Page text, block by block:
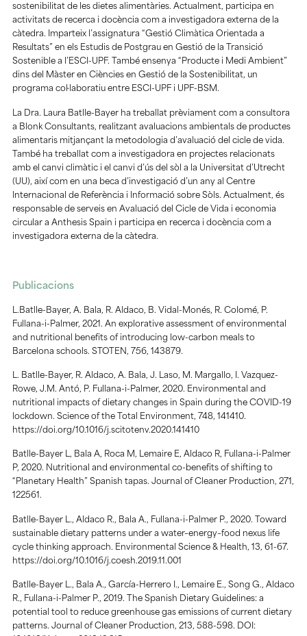
sostenibilitat de les dietes alimentàries. Actualment, participa en
activitats de recerca i docència com a investigadora externa de la
càtedra. Imparteix l’assignatura “Gestió Climàtica Orientada a
Resultats” en els Estudis de Postgrau en Gestió de la Transició
Sostenible a l’ESCI-UPF. També ensenya “Producte i Medi Ambient”
dins del Màster en Ciències en Gestió de la Sostenibilitat, un
programa col·laboratiu entre ESCI-UPF i UPF-BSM.
La Dra. Laura Batlle-Bayer ha treballat prèviament com a consultora
a Blonk Consultants, realitzant avaluacions ambientals de productes
alimentaris mitjançant la metodologia d’avaluació del cicle de vida.
També ha treballat com a investigadora en projectes relacionats
amb el canvi climàtic i el canvi d’ús del sòl a la Universitat d’Utrecht
(UU), així com en una beca d’investigació d’un any al Centre
Internacional de Referència i Informació sobre Sòls. Actualment, és
responsable de serveis en Avaluació del Cicle de Vida i economia
circular a Anthesis Spain i participa en recerca i docència com a
investigadora externa de la càtedra.
Publicacions
L.Batlle-Bayer, A. Bala, R. Aldaco, B. Vidal-Monés, R. Colomé, P.
Fullana-i-Palmer, 2021. An explorative assessment of environmental
and nutritional benefits of introducing low-carbon meals to
Barcelona schools. STOTEN, 756, 143879.
L. Batlle-Bayer, R. Aldaco, A. Bala, J. Laso, M. Margallo, I. Vazquez-
Rowe, J.M. Antó, P. Fullana-i-Palmer, 2020. Environmental and
nutritional impacts of dietary changes in Spain during the COVID-19
lockdown. Science of the Total Environment, 748, 141410.
https://doi.org/10.1016/j.scitotenv.2020.141410
Batlle-Bayer L, Bala A, Roca M, Lemaire E, Aldaco R, Fullana-i-Palmer
P, 2020. Nutritional and environmental co-benefits of shifting to
“Planetary Health” Spanish tapas. Journal of Cleaner Production, 271,
122561.
Batlle-Bayer L., Aldaco R., Bala A., Fullana-i-Palmer P., 2020. Toward
sustainable dietary patterns under a water–energy–food nexus life
cycle thinking approach. Environmental Science & Health, 13, 61-67.
https://doi.org/10.1016/j.coesh.2019.11.001
Batlle-Bayer L., Bala A., García-Herrero I., Lemaire E., Song G., Aldaco
R., Fullana-i-Palmer P., 2019. The Spanish Dietary Guidelines: a
potential tool to reduce greenhouse gas emissions of current dietary
patterns. Journal of Cleaner Production, 213, 588-598. DOI: